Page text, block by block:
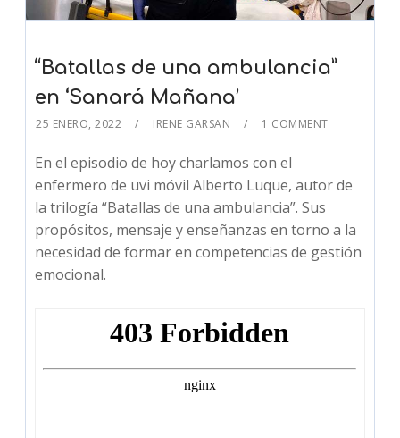
“Batallas de una ambulancia”
en ‘Sanará Mañana’
25 ENERO, 2022 IRENE GARSAN 1 COMMENT
En el episodio de hoy charlamos con el
enfermero de uvi móvil Alberto Luque, autor de
la trilogía “Batallas de una ambulancia”. Sus
propósitos, mensaje y enseñanzas en torno a la
necesidad de formar en competencias de gestión
emocional.